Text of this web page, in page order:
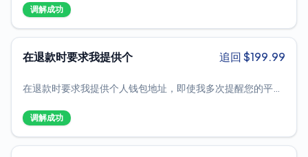
还我的正常盈利，还交易者一个公平，公正的交易环境
的。
调解成功
在退款时要求我提供个 追回 $199.99
在退款时要求我提供个人钱包地址，即使我多次提醒您的平台
客户自行错误地将资金存入，导致我无法入金。
调解成功